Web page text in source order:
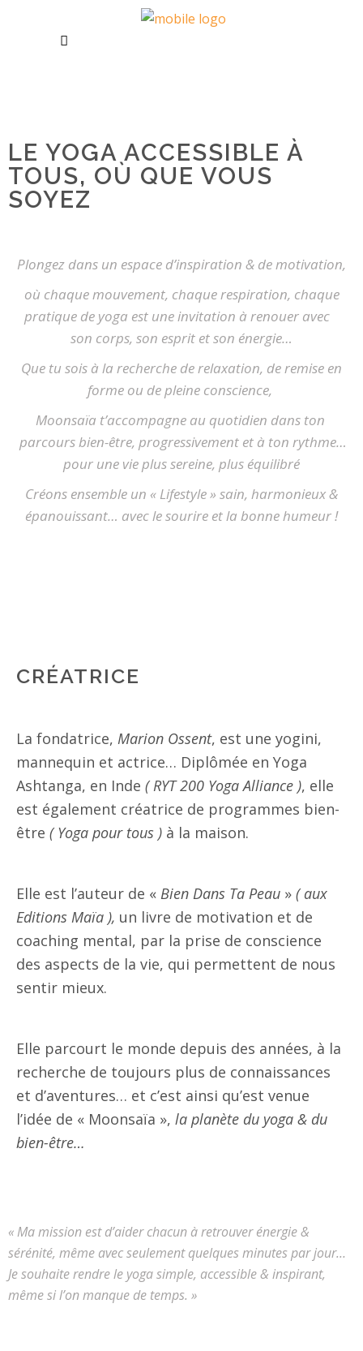
LE YOGA ACCESSIBLE À
TOUS, OÙ QUE VOUS
SOYEZ
Plongez dans un espace d’inspiration & de motivation,
où chaque mouvement, chaque respiration, chaque
pratique de yoga est une invitation à renouer avec
son corps, son esprit et son énergie…
Que tu sois à la recherche de relaxation, de remise en
forme ou de pleine conscience,
Moonsaïa t’accompagne au quotidien dans ton
parcours bien-être, progressivement et à ton rythme…
pour une vie plus sereine, plus équilibré
Créons ensemble un « Lifestyle » sain, harmonieux &
épanouissant… avec le sourire et la bonne humeur !
CRÉATRICE
La fondatrice, Marion Ossent, est une yogini,
mannequin et actrice… Diplômée en Yoga
Ashtanga, en Inde ( RYT 200 Yoga Alliance ), elle
est également créatrice de programmes bien-
être ( Yoga pour tous ) à la maison.
Elle est l’auteur de « Bien Dans Ta Peau » ( aux
Editions Maïa ), un livre de motivation et de
coaching mental, par la prise de conscience
des aspects de la vie, qui permettent de nous
sentir mieux.
Elle parcourt le monde depuis des années, à la
recherche de toujours plus de connaissances
et d’aventures… et c’est ainsi qu’est venue
l’idée de « Moonsaïa », la planète du yoga & du
bien-être…
« Ma mission est d’aider chacun à retrouver énergie &
sérénité, même avec seulement quelques minutes par jour…
Je souhaite rendre le yoga simple, accessible & inspirant,
même si l’on manque de temps. »